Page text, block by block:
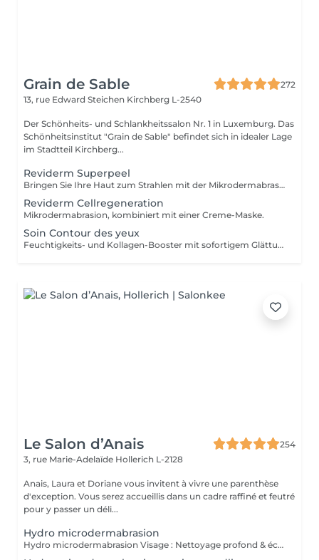
Grain de Sable
272
13, rue Edward Steichen Kirchberg L-2540
Der Schönheits- und Schlankheitssalon Nr. 1 in Luxemburg. Das
Schönheitsinstitut "Grain de Sable" befindet sich in idealer Lage
im Stadtteil Kirchberg...
Reviderm Superpeel
Bringen Sie Ihre Haut zum Strahlen mit der Mikrodermabrasion. Hinter dem medizinischen Fachbegriff verbirgt sich ein effizientes Intensiv-Peeling mit Mikrokristallen. Das komplett schmerzfreie Verfahren verfeinert Ihre Poren sichtbar für ein glattes und zartes Hautrelief.
Reviderm Cellregeneration
Mikrodermabrasion, kombiniert mit einer Creme-Maske.
Soin Contour des yeux
Feuchtigkeits- und Kollagen-Booster mit sofortigem Glättungseffekt.
Le Salon d’Anais
254
3, rue Marie-Adelaïde Hollerich L-2128
Anais, Laura et Doriane vous invitent à vivre une parenthèse
d'exception. Vous serez accueillis dans un cadre raffiné et feutré
pour y passer un déli...
Hydro microdermabrasion
Hydro microdermabrasion Visage : Nettoyage profond & éclat instantané L'hydro microdermabrasion est un soin visage complet et non invasif qui combine une exfoliation douce à l'aide d'un embout à microdermabrasion avec l'infusion de sérums actifs. Ce traitement agit en profondeur pour nettoyer, hydrater et revitaliser la peau en une seule séance. Contre-indications - Femmes enceintes ou allaitement - Pas d'exposition solaire 48h avant et après soin - Traitements lourds : chimio (attendre 1 an) et antibiotiques ou Roaccutane (attendre 6 mois) - Allergie aux acides de fruits, fruits à coques ou aspirine - Dermabrasions médicales - injection de botox ou acide hyaluronique (attendre 1 mois) - Prise d'anticoagulant, anti-inflammatoire sur le long terme - Maladie auto-immune - Cicatrices chéloïdes